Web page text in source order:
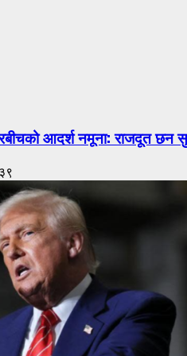
आदर्श नमूना: राजदूत छन